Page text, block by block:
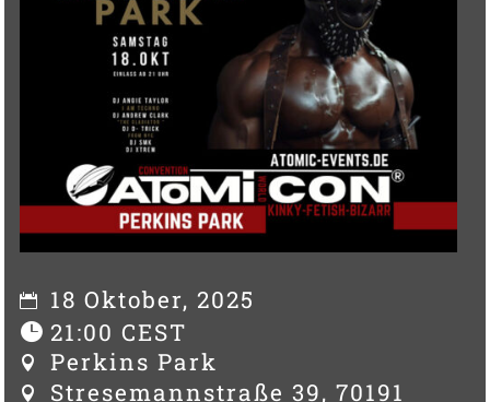
18 Oktober, 2025
21:00 CEST
Perkins Park
Stresemannstraße 39, 70191